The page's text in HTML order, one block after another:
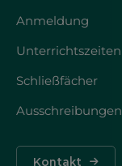
Anmeldung
Unterrichtszeiten
Schließfächer
Ausschreibungen
Kontakt